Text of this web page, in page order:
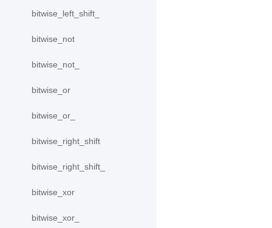
bitwise_left_shift_
bitwise_not
bitwise_not_
bitwise_or
bitwise_or_
bitwise_right_shift
bitwise_right_shift_
bitwise_xor
bitwise_xor_